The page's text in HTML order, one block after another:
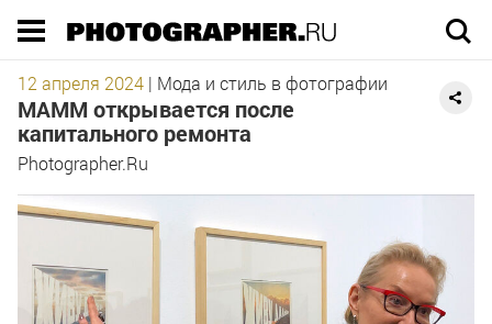
12 апреля 2024 | Мода и стиль в фотографии
МАММ открывается после
капитального ремонта
Photographer.Ru